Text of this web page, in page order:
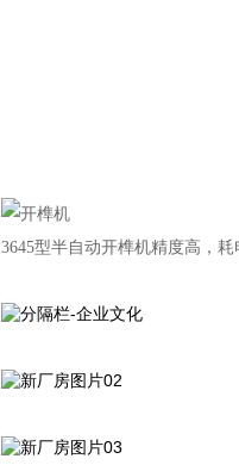
3645型半自动开榫机精度高，